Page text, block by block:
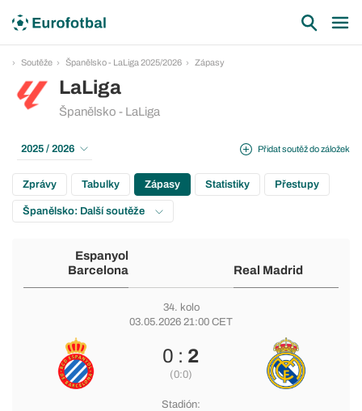
Soutěže Španělsko - LaLiga 2025/2026 Zápasy
LaLiga
Španělsko - LaLiga
Přidat soutěž do záložek
2025 / 2026
Zprávy Tabulky Zápasy Statistiky Přestupy
Španělsko: Další soutěže
Espanyol
Barcelona
Real Madrid
34. kolo
03.05.2026 21:00 CET
0 : 2
(0:0)
Stadión: